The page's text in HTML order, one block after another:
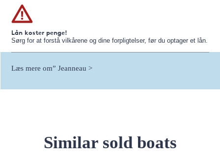
Lån koster penge!
Sørg for at forstå vilkårene og dine forpligtelser, før du optager et lån.
Læs mere om” Jeanneau >
Similar sold boats